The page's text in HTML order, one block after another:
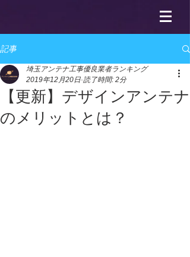
記事
【更新】デザインアンテナ
のメリットとは？
埼玉アンテナ工事優良業者ランキング
2019年12月20日 読了時間: 2分